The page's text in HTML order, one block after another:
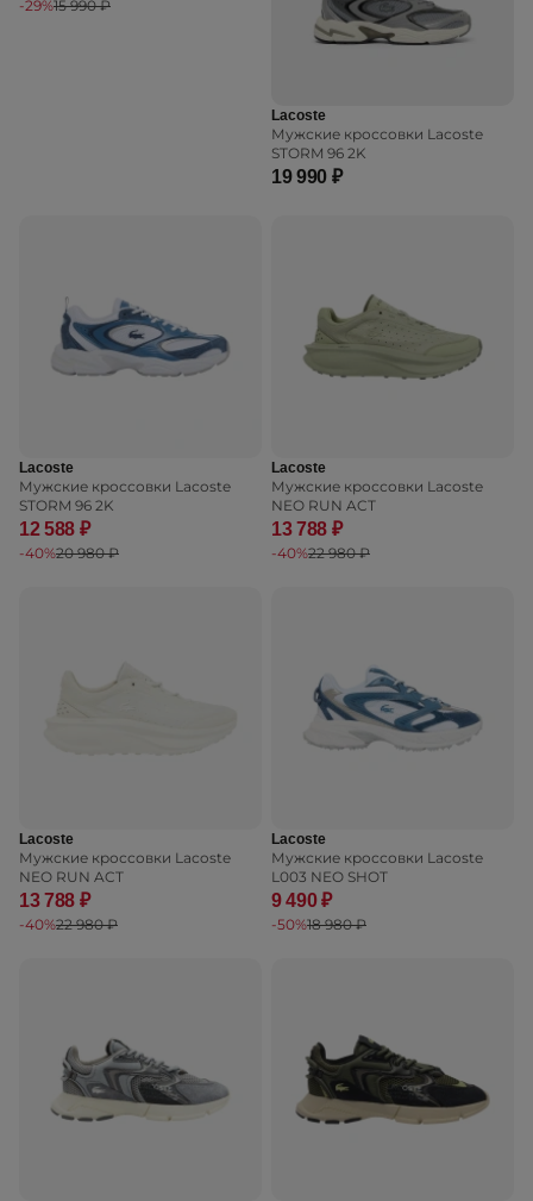
-29%15 990 ₽
Lacoste
Мужские кроссовки Lacoste
STORM 96 2K
19 990 ₽
Lacoste
Мужские кроссовки Lacoste
STORM 96 2K
12 588 ₽
-40%20 980 ₽
Lacoste
Мужские кроссовки Lacoste
NEO RUN ACT
13 788 ₽
-40%22 980 ₽
Lacoste
Мужские кроссовки Lacoste
NEO RUN ACT
13 788 ₽
-40%22 980 ₽
Lacoste
Мужские кроссовки Lacoste
L003 NEO SHOT
9 490 ₽
-50%18 980 ₽